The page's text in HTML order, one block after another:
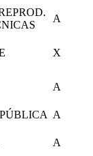
A
X
A
A
A